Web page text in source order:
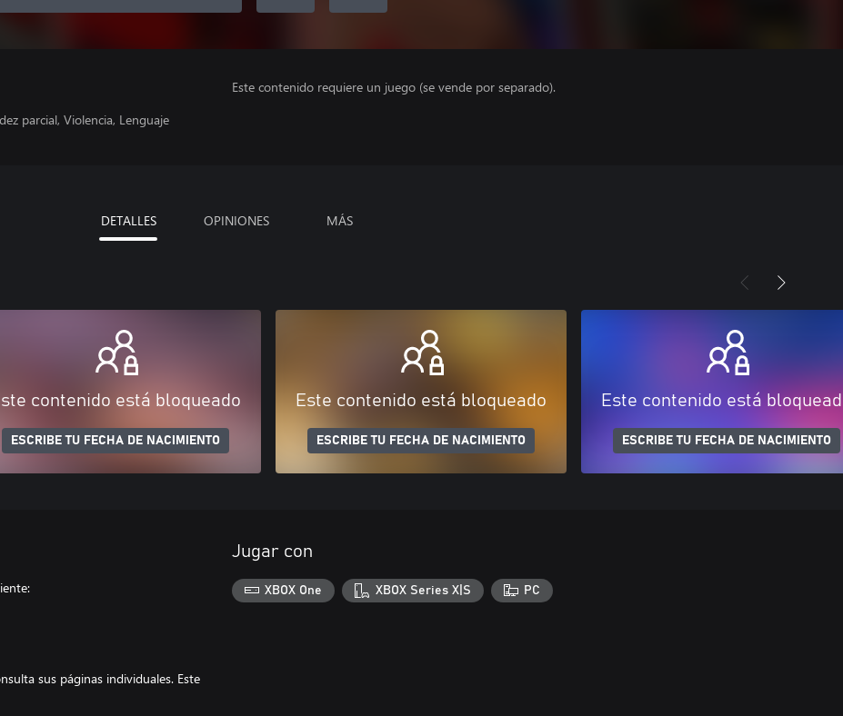
parcial, Violencia, Lenguaje
Este contenido requiere un juego (se vende por separado).
DETALLES OPINIONES MÁS
contenido está bloqueado
ESCRIBE TU FECHA DE NACIMIENTO
Este contenido está bloqueado
ESCRIBE TU FECHA DE NACIMIENTO
Este contenido está
ESCRIBE TU FECHA DE NACIMIENTO
sus páginas individuales. Este
Jugar con
XBOX One XBOX Series X|S PC